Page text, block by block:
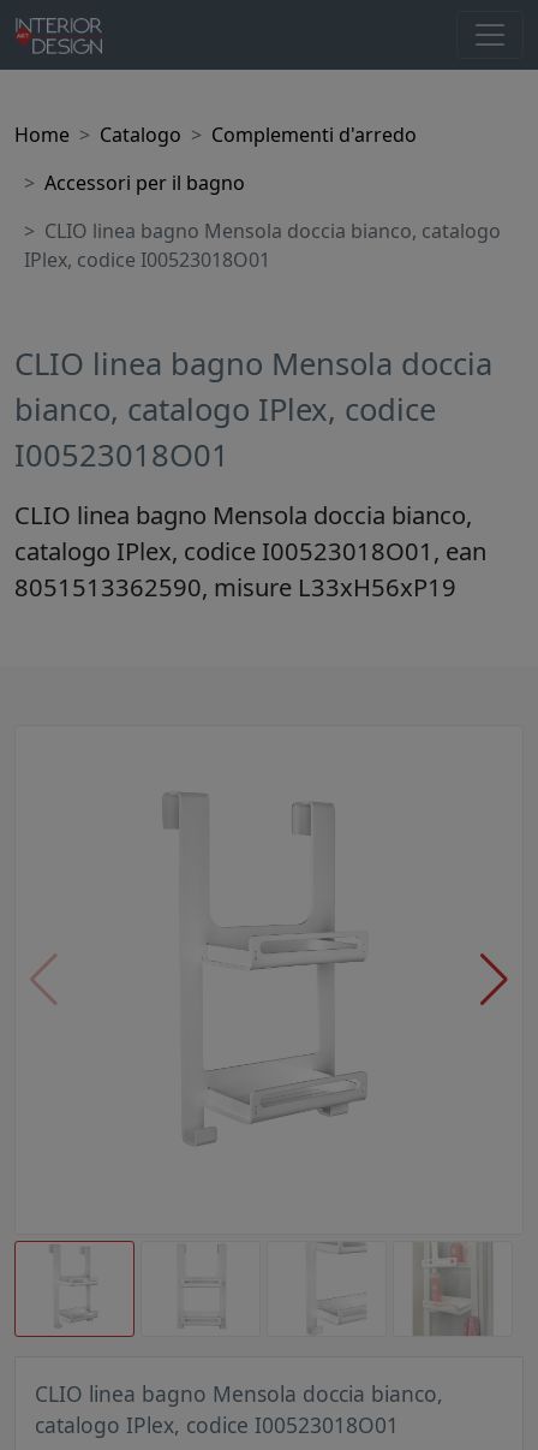
Home Catalogo
Complementi d'arredo
Accessori per il bagno
CLIO linea bagno Mensola doccia bianco, catalogo
IPlex, codice I00523018O01
CLIO linea bagno Mensola doccia
bianco, catalogo IPlex, codice
I00523018O01
CLIO linea bagno Mensola doccia bianco,
catalogo IPlex, codice I00523018O01, ean
8051513362590, misure L33xH56xP19
CLIO linea bagno Mensola doccia bianco,
catalogo IPlex, codice I00523018O01